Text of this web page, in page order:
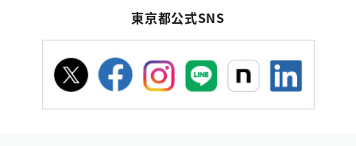
東京都公式SNS